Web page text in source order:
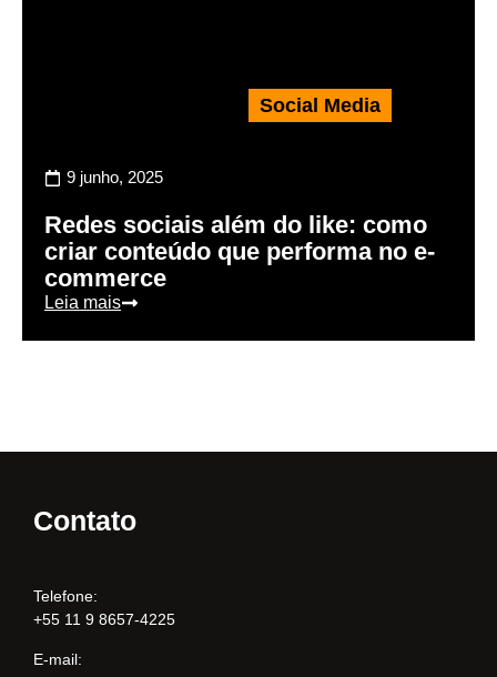
Social Media
9 junho, 2025
Redes sociais além do like: como
criar conteúdo que performa no e-
commerce
Leia mais
Contato
Telefone:
+55 11 9 8657-4225
E-mail: